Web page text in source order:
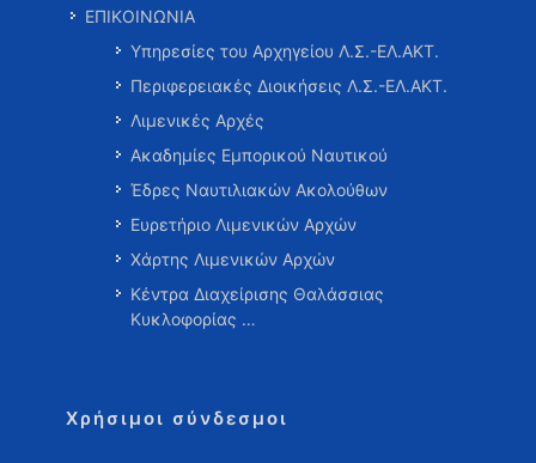
ΕΠΙΚΟΙΝΩΝΙΑ
Υπηρεσίες του Αρχηγείου Λ.Σ.-ΕΛ.ΑΚΤ.
Περιφερειακές Διοικήσεις Λ.Σ.-ΕΛ.ΑΚΤ.
Λιμενικές Αρχές
Ακαδημίες Εμπορικού Ναυτικού
Έδρες Ναυτιλιακών Ακολούθων
Ευρετήριο Λιμενικών Αρχών
Χάρτης Λιμενικών Αρχών
Κέντρα Διαχείρισης Θαλάσσιας
Κυκλοφορίας …
Χρήσιμοι σύνδεσμοι